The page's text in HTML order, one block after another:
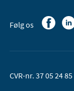
Følg os
CVR-nr. 37 05 24 85